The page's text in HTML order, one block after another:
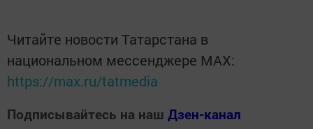
Читайте новости Татарстана в
национальном мессенджере MАХ:
https://max.ru/tatmedia
Подписывайтесь на наш Дзен-канал